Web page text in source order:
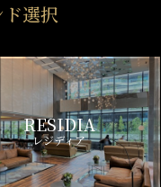
選択
RESIDIA
レジディア